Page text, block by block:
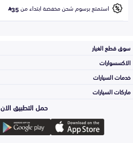
استمتع برسوم شحن مخفضة ابتداء من35
سوق قطع الغيار
المكائن، القيرات
وملحقاتها
الاكسسوارات
لوازم الرحلات
خدمات السيارات
الأكثر مبيعاً
ماركات السيارات
Toyota
حمل التطبيق الان